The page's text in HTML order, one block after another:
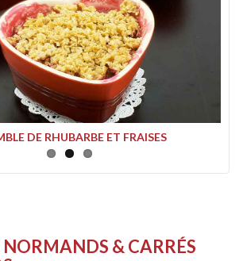
DE RHUBARBE ET FRAISES
NORMANDS & CARRÉS